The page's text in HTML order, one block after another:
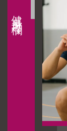
健身專欄